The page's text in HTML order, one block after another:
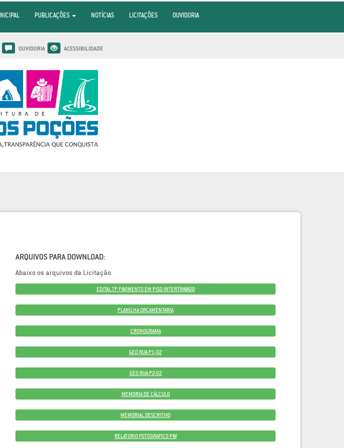
PUBLICAÇÕES NOTÍCIAS LICITAÇÕES OUVIDORIA
OUVIDORIA ACESSIBILIDADE
ARQUIVOS PARA DOWNLOAD:
Abaixo os arquivos da Licitação.
EDITAL TP PAVIMENTO EM PISO INTERTRAVADO
PLANILHA ORÇAMENTARIA
CRONOGRAMA
GEO RUA P1-02
GEO RUA P2-02
MEMORIA DE CÁLCULO
MEMORIAL DESCRITIVO
RELATORIO FOTOGRAFICO PAV